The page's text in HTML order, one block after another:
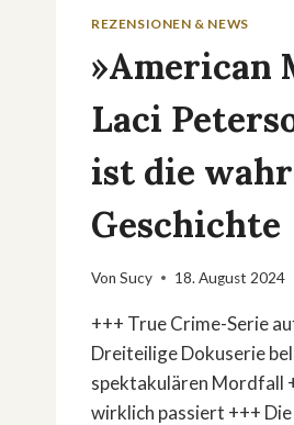
REZENSIONEN & NEWS
»American
Laci
ist die
Geschichte
Von Sucy 18. August 2024
+++ True Crime-Serie
Dreiteilige Dokuserie
spektakulären Mordfall
wirklich passiert +++